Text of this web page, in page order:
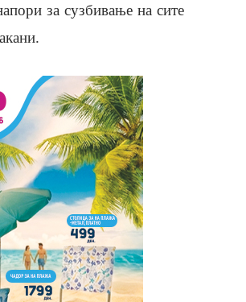
за сузбивање на сите